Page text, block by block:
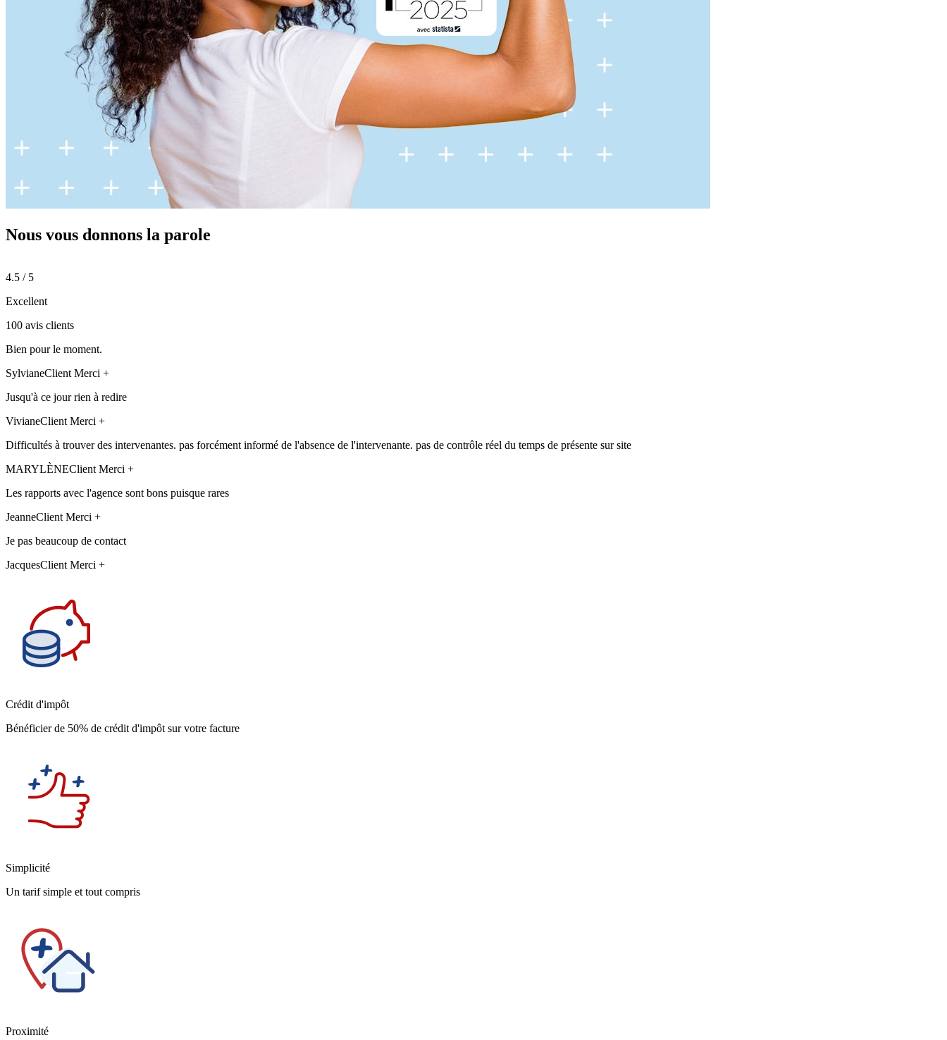
Nous vous donnons la parole
4.5 / 5
Excellent
100 avis clients
Bien pour le moment.
SylvianeClient Merci +
Jusqu'à ce jour rien à redire
VivianeClient Merci +
Difficultés à trouver des intervenantes. pas forcément informé de l'absence de l'intervenante. pas de contrôle réel du temps de présente sur site
MARYLÈNEClient Merci +
Les rapports avec l'agence sont bons puisque rares
JeanneClient Merci +
Je pas beaucoup de contact
JacquesClient Merci +
Crédit d'impôt
Bénéficier de 50% de crédit d'impôt sur votre facture
Simplicité
Un tarif simple et tout compris
Proximité